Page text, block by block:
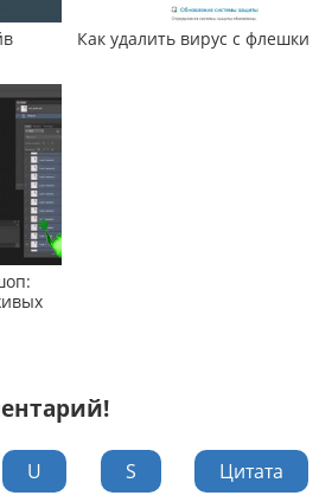
Как удалить вирус с флешки
U S
Цитата